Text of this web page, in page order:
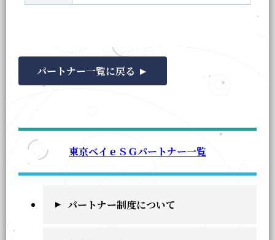
東京ベイｅＳＧパートナー一覧
パートナー制度について
パートナー一覧に戻る